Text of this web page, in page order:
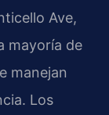
Ave,
mayoría de
manejan
Los